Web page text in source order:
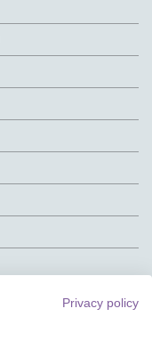
Privacy policy